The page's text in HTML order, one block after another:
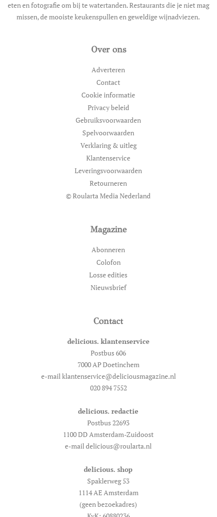
eten en fotografie om bij te watertanden. Restaurants die je niet mag
missen, de mooiste keukenspullen en geweldige wijnadviezen.
Over ons
Adverteren
Contact
Cookie informatie
Privacy beleid
Gebruiksvoorwaarden
Spelvoorwaarden
Verklaring & uitleg
Klantenservice
Leveringsvoorwaarden
Retourneren
© Roularta Media Nederland
Magazine
Abonneren
Colofon
Losse edities
Nieuwsbrief
Contact
delicious. klantenservice
Postbus 606
7000 AP Doetinchem
e-mail klantenservice@deliciousmagazine.nl
020 894 7552
delicious. redactie
Postbus 22693
1100 DD Amsterdam-Zuidoost
e-mail delicious@roularta.nl
delicious. shop
Spaklerweg 53
1114 AE Amsterdam
(geen bezoekadres)